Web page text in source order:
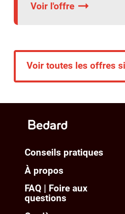
Voir l'offre
Voir toutes les offres
Conseils pratiques
À propos
FAQ | Foire aux
questions